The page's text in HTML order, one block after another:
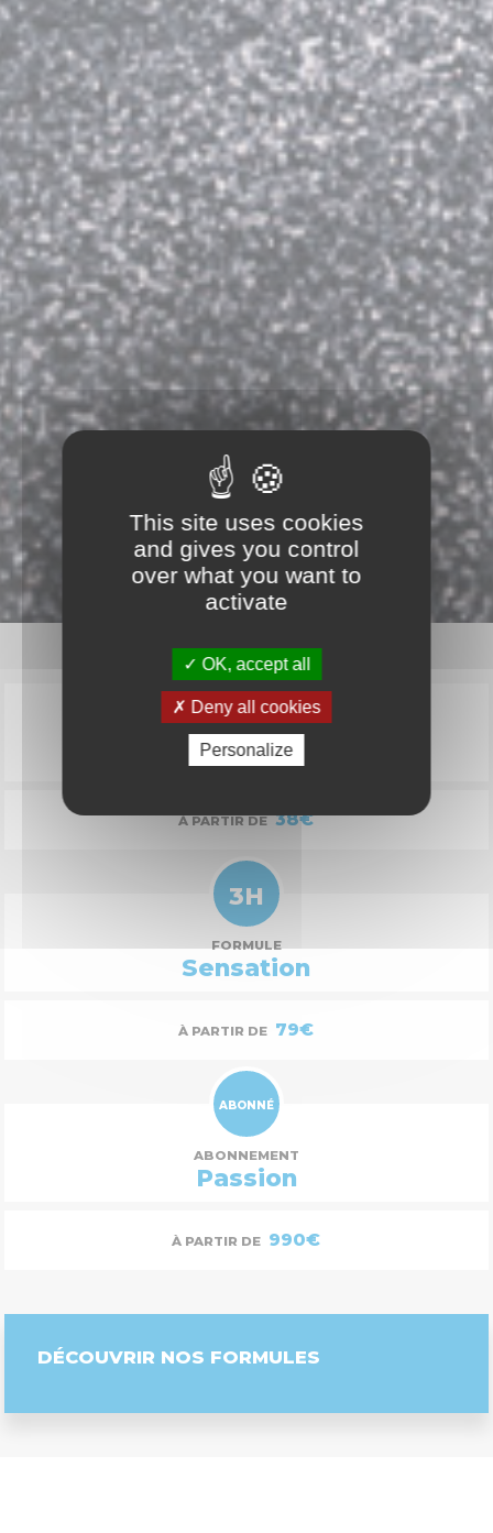
1H
FORMULE
Découverte
À PARTIR DE 38€
3H
FORMULE
Sensation
À PARTIR DE 79€
ABONNÉ
ABONNEMENT
Passion
À PARTIR DE 990€
DÉCOUVRIR NOS FORMULES
This site uses cookies
and gives you control
over what you want to
activate
OK, accept all
Deny all cookies
Personalize